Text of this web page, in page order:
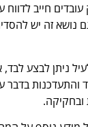
חייב לדווח
נושא זה יש
ניתן לבצע
והתעדכנות בדבר